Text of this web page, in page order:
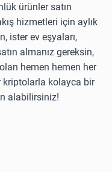
ürünler satın
hizmetleri için aylık
ister ev eşyaları,
almanız gereksin,
olan hemen hemen her
kolayca bir
alabilirsiniz!